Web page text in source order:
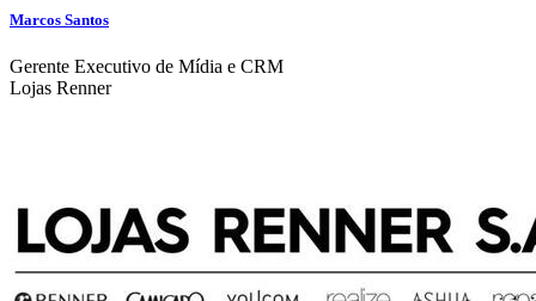
Marcos Santos
Gerente Executivo de Mídia e CRM
Lojas Renner